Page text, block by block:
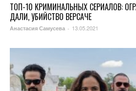
ТОП-10 КРИМИНАЛЬНЫХ СЕРИАЛОВ:
ДАЛИ, УБИЙСТВО ВЕРСАЧЕ
Анастасия Самусева - 13.05.2021